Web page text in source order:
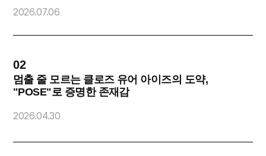
2026.07.06
02
멈출 줄 모르는 클로즈 유어 아이즈의 도약,
"POSE"로 증명한 존재감
2026.04.30